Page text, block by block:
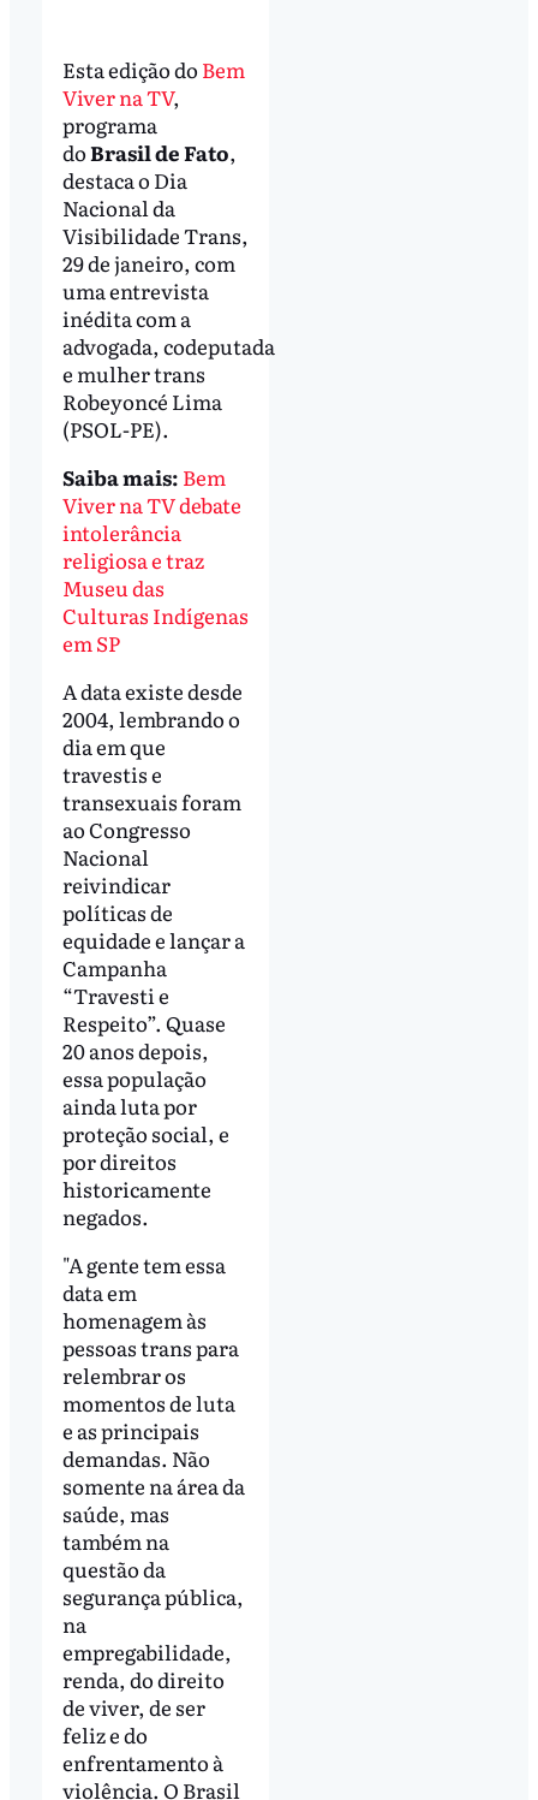
Esta edição do Bem
Viver na TV,
programa
doBrasil de Fato,
destaca o Dia
Nacional da
Visibilidade Trans,
29 de janeiro, com
uma entrevista
inédita com a
advogada, codeputada
e mulher trans
Robeyoncé Lima
(PSOL-PE).
Saiba mais: Bem
Viver na TV debate
intolerância
religiosa e traz
Museu das
Culturas Indígenas
em SP
A data existe desde
2004, lembrando o
dia em que
travestis e
transexuais foram
ao Congresso
Nacional
reivindicar
políticas de
equidade e lançar a
Campanha
“Travesti e
Respeito”. Quase
20 anos depois,
essa população
ainda luta por
proteção social, e
por direitos
historicamente
negados.
"A gente tem essa
data em
homenagem às
pessoas trans para
relembrar os
momentos de luta
e as principais
demandas. Não
somente na área da
saúde, mas
também na
questão da
segurança pública,
na
empregabilidade,
renda, do direito
de viver, de ser
feliz e do
enfrentamento à
violência. O Brasil